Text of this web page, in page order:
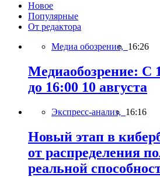
Новое
Популярные
От редактора
Медиа обозрение, 16:26
Медиаобозрение: С
до 16:00 10 августа
Экспресс-анализ, 16:16
Новый этап в
от распределения
реальной